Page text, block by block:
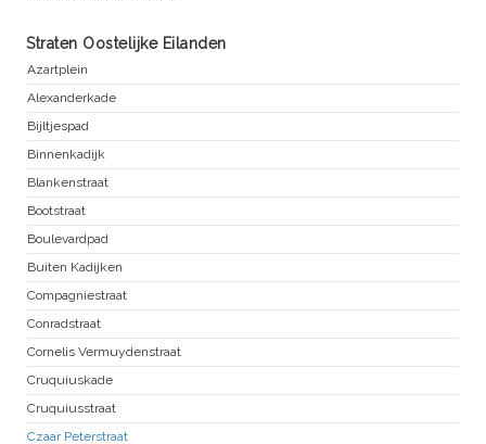
Straten Oostelijke Eilanden
Azartplein
Alexanderkade
Bijltjespad
Binnenkadijk
Blankenstraat
Bootstraat
Boulevardpad
Buiten Kadijken
Compagniestraat
Conradstraat
Cornelis Vermuydenstraat
Cruquiuskade
Cruquiusstraat
Czaar Peterstraat